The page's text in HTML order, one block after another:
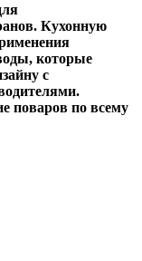
Кухонную
которые
с
поваров по всему